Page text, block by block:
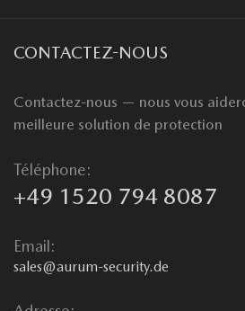
CONTACTEZ-NOUS
Contactez-nous — nous vous
meilleure solution de protection
Téléphone:
+49 1520 794 8087
Email:
sales@aurum-security.de